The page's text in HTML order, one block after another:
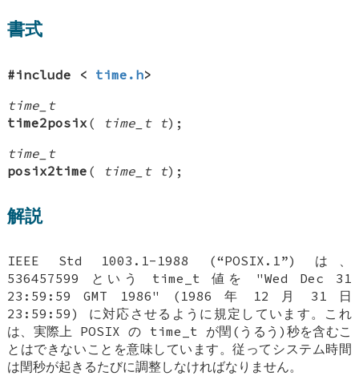
書式
#include < time.h>
time_t
time2posix ( time_t t);
time_t
posix2time ( time_t t);
解説
IEEE Std 1003.1-1988 (“POSIX.1”) は、
536457599 という time_t 値を "Wed Dec 31
23:59:59 GMT 1986" (1986 年 12 月 31 日
23:59:59) に対応させるように規定しています。これ
は、実際上 POSIX の time_t が閏(うるう)秒を含むこ
とはできないことを意味しています。従ってシステム時間
は閏秒が起きるたびに調整しなければなりません。